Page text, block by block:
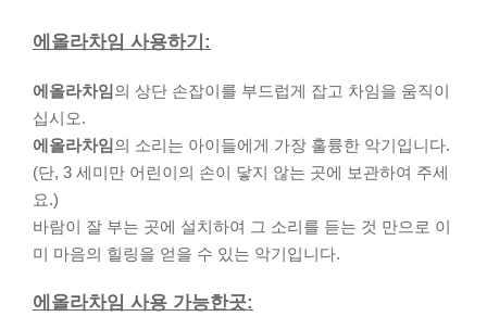
에올라차임 사용하기:
에올라차임 의 상단 손잡이를 부드럽게 잡고 차임을 움직이
십시오.
에올라차임 의 소리는 아이들에게 가장 훌륭한 악기입니다.
(단, 3 세미만 어린이의 손이 닿지 않는 곳에 보관하여 주세
요.)
바람이 잘 부는 곳에 설치하여 그 소리를 듣는 것 만으로 이
미 마음의 힐링을 얻을 수 있는 악기입니다.
에올라차임 사용 가능한곳: